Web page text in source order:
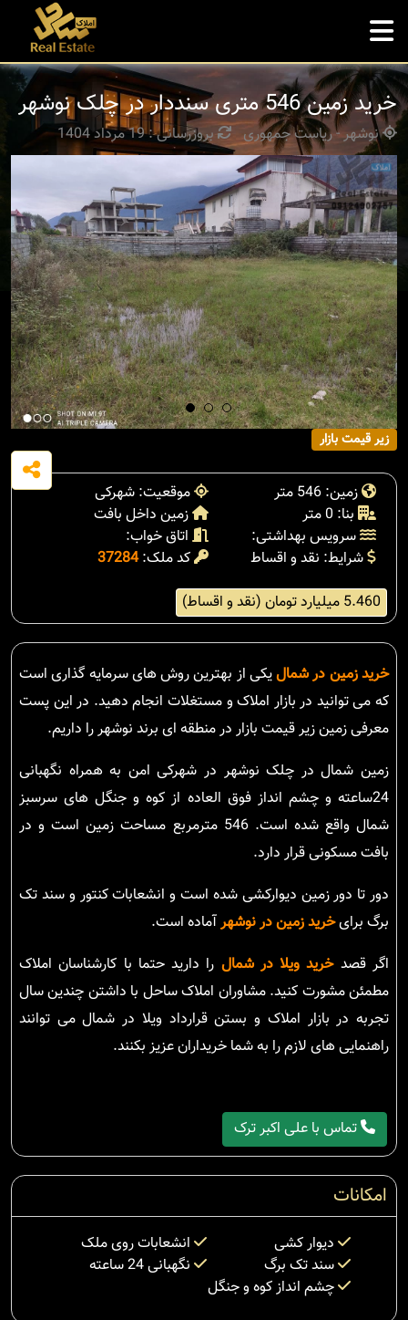
خرید زمین 546 متری سنددار در چلک نوشهر
نوشهر - ریاست جمهوری بروزرسانی : 19 مرداد 1404
زیر قیمت بازار
زمین: 546 متر
موقعیت: شهرکی
بنا: 0 متر
زمین داخل بافت
سرویس بهداشتی:
اتاق خواب:
شرایط: نقد و اقساط
کد ملک:37284
5.460 میلیارد تومان (نقد و اقساط)
خرید زمین در شمالیکی از بهترین روش های سرمایه گذاری است
که می توانید در بازار املاک و مستغلات انجام دهید. در این پست
معرفی زمین زیر قیمت بازار در منطقه ای برند نوشهر را داریم.
زمین شمال در چلک نوشهر در شهرکی امن به همراه نگهبانی
24ساعته و چشم انداز فوق العاده از کوه و جنگل های سرسبز
شمال واقع شده است. 546 مترمربع مساحت زمین است و در
بافت مسکونی قرار دارد.
دور تا دور زمین دیوارکشی شده است و انشعابات کنتور و سند تک
برگ برایخرید زمین در نوشهرآماده است.
اگر قصدخرید ویلا در شمال را دارید حتما با کارشناسان املاک
مطمئن مشورت کنید. مشاوران املاک ساحل با داشتن چندین سال
تجربه در بازار املاک و بستن قرارداد ویلا در شمال می توانند
راهنمایی های لازم را به شما خریداران عزیز بکنند.
تماس با علی اکبر ترک
امکانات
دیوار کشی
انشعابات روی ملک
سند تک برگ
نگهبانی 24 ساعته
چشم انداز کوه و جنگل